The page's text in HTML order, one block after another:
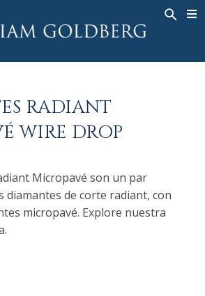
RADIANT
WIRE DROP
Micropavé son un par
diamantes de corte radiant, con
micropavé. Explore nuestra